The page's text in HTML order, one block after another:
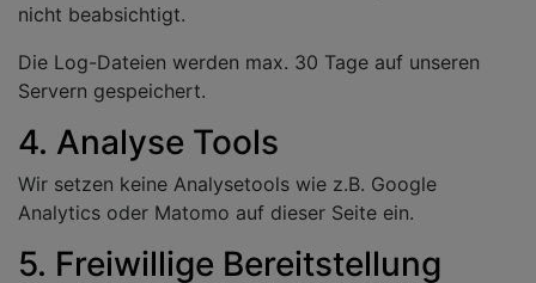
nicht beabsichtigt.
Die Log-Dateien werden max. 30 Tage auf unseren
Servern gespeichert.
4. Analyse Tools
Wir setzen keine Analysetools wie z.B. Google
Analytics oder Matomo auf dieser Seite ein.
5. Freiwillige Bereitstellung